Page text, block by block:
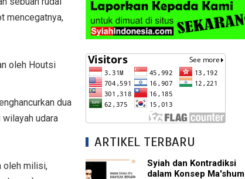
dalam Akidah Islam
Menyikapi Khalifah Abu Bakar
mencegatnya,
oleh Houtsi
dua
udara
oleh milisi,
ARTIKEL TERBARU
Syiah dan Kontradiksi
dalam Konsep Ma'shum